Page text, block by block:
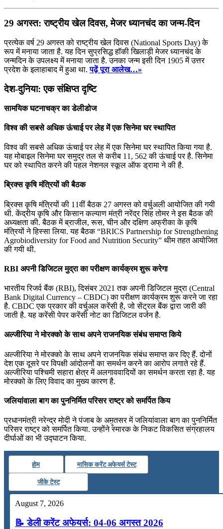
29 अगस्त: राष्‍ट्रीय खेल दिवस, मेजर ध्यानचंद का जन्म-दिन
प्रत्येक वर्ष 29 अगस्त को राष्ट्रीय खेल दिवस (National Sports Day) के
रूप में मनाया जाता है. यह दिन सुप्रसिद्ध हॉकी खिलाड़ी मेजर ध्यानचंद के
जन्मदिन के उपलक्ष्य में मनाया जाता है. उनका जन्म इसी दिन 1905 में उत्तर
प्रदेश के इलाहाबाद में हुआ था.पढ़ें पूरा आलेख…»
देश-दुनिया: एक संक्षिप्त दृष्टि
सामयिक घटनाचक्र का डेलीडोज
विश्व की सबसे अधिक ऊंचाई पर लेह में एक सिनेमा घर स्थापित
विश्व की सबसे अधिक ऊंचाई पर लेह में एक सिनेमा घर स्थापित किया गया है.
यह मोबाइल सिनेमा घर समुद्र तल से करीब 11, 562 की ऊंचाई पर है. सिनेमा
घर को स्थापित करने की पहल नेशनल स्कूल ऑफ ड्रामा ने की है.
ब्रिक्स कृषि मंत्रियों की बैठक
ब्रिक्स कृषि मंत्रियों की 11वीं बैठक 27 अगस्त को वर्चुअली आयोजित की गयी
थी. केंद्रीय कृषि और किसान कल्याण मंत्री नरेंद्र सिंह तोमर ने इस बैठक की
अध्यक्षता की. बैठक में ब्राजील, रूस, चीन और दक्षिण अफ्रीका के कृषि
मंत्रियों ने हिस्सा लिया. यह बैठक “BRICS Partnership for Strengthening
Agrobiodiversity for Food and Nutrition Security” थीम तहत आयोजित
की गयी थी.
RBI अपनी डिजिटल मुद्रा का परीक्षण कार्यक्रम शुरू करेगा
भारतीय रिजर्व बैंक (RBI), दिसंबर 2021 तक अपनी डिजिटल मुद्रा (Central
Bank Digital Currency – CBDC) का परीक्षण कार्यक्रम शुरू करने जा रहा
है. CBDC एक प्रकार की वर्चुअल करेंसी है, जो सेंट्रल बैंक द्वारा जारी की
जाती है. यह करेंसी पेपर करेंसी नोट का डिजिटल वर्जन है.
अल्जीरिया ने मोरक्को के साथ अपने राजनयिक संबंध समाप्त किये
अल्जीरिया ने मोरक्को के साथ अपने राजनयिक संबंध समाप्त कर दिए हैं. दोनों
देश एक दूसरे पर विपक्षी आंदोलनों का समर्थन करने का आरोप लगाते रहे हैं.
अल्जीरिया पश्चिमी सहारा क्षेत्र में अलगाववादियों का समर्थन करता रहा है. यह
मोरक्को के लिए विवाद का मुख्य कारण है.
जलियांवाला बाग का पुननिर्मित परिसर राष्‍ट्र को समर्पित किय
प्रधानमंत्री नरेन्‍द्र मोदी ने पंजाब के अम़ृतसर में जलियांवाला बाग का पुननिर्मित
परिसर राष्‍ट्र को समर्पित किया. उन्‍होंने स्‍मारक के निकट विकसित संग्रहालय
दीर्घाओं का भी उद्घाटन किया.
होम मासिक करेंट अफेयर्स टेस्ट
जीके टेस्ट
August 7, 2026
📝 डेली करेंट अफेयर्स: 04-06 अगस्त 2026